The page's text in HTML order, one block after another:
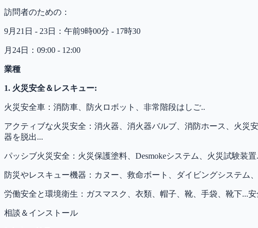
訪問者のための：
9月21日 - 23日：午前9時00分 - 17時30
月24日：09:00 - 12:00
業種
1. 火災安全＆レスキュー:
火災安全車：消防車、防火ロボット、非常階段はしご..
アクティブな火災安全：消火器、消火器バルブ、消防ホース、火
器を脱出...
パッシブ火災安全：火災保護塗料、Desmokeシステム、火災試験装置
防災やレスキュー機器：カヌー、救命ボート、ダイビングシステム
労働安全と環境衛生：ガスマスク、衣類、帽子、靴、手袋、靴下...
相談＆インストール